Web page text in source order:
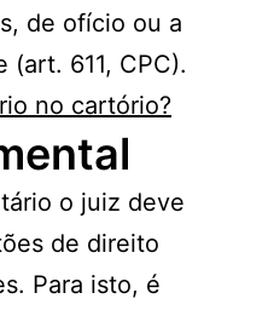
de ofício ou a
611, CPC).
no cartório?
o juiz deve
de direito
Para isto, é